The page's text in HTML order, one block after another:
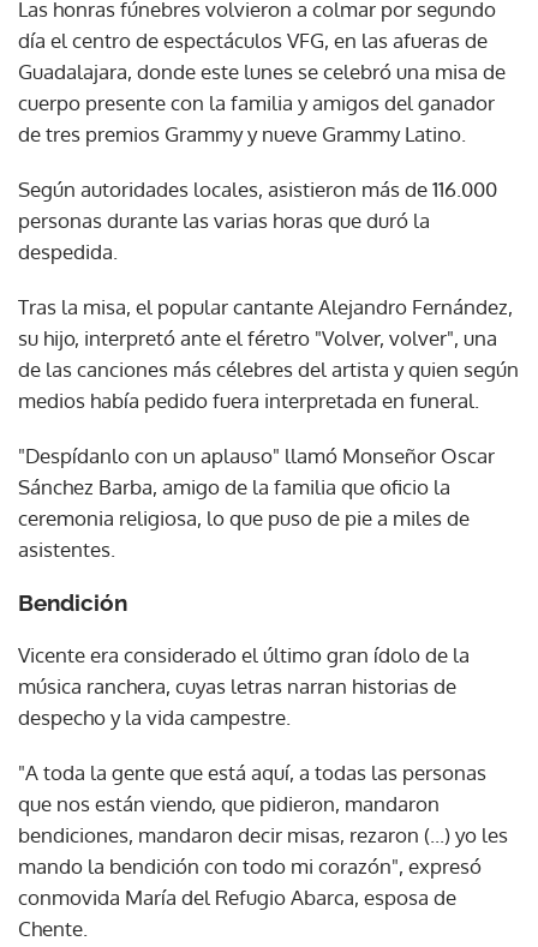
Las honras fúnebres volvieron a colmar por segundo
día el centro de espectáculos VFG, en las afueras de
Guadalajara, donde este lunes se celebró una misa de
cuerpo presente con la familia y amigos del ganador
de tres premios Grammy y nueve Grammy Latino.
Según autoridades locales, asistieron más de 116.000
personas durante las varias horas que duró la
despedida.
Tras la misa, el popular cantante Alejandro Fernández,
su hijo, interpretó ante el féretro "Volver, volver", una
de las canciones más célebres del artista y quien según
medios había pedido fuera interpretada en funeral.
"Despídanlo con un aplauso" llamó Monseñor Oscar
Sánchez Barba, amigo de la familia que oficio la
ceremonia religiosa, lo que puso de pie a miles de
asistentes.
Bendición
Vicente era considerado el último gran ídolo de la
música ranchera, cuyas letras narran historias de
despecho y la vida campestre.
"A toda la gente que está aquí, a todas las personas
que nos están viendo, que pidieron, mandaron
bendiciones, mandaron decir misas, rezaron (...) yo les
mando la bendición con todo mi corazón", expresó
conmovida María del Refugio Abarca, esposa de
Chente.